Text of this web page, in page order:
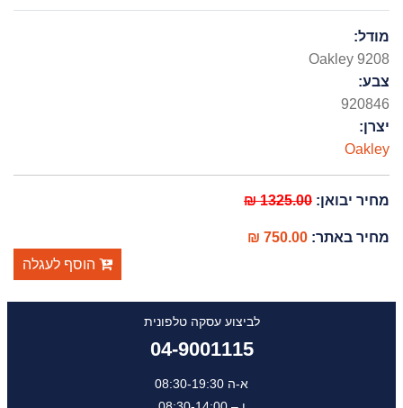
מודל:
Oakley 9208
צבע:
920846
יצרן:
Oakley
מחיר יבואן:1325.00 ₪
מחיר באתר:750.00 ₪
הוסף לעגלה
לביצוע עסקה טלפונית
04-9001115
א-ה 08:30-19:30